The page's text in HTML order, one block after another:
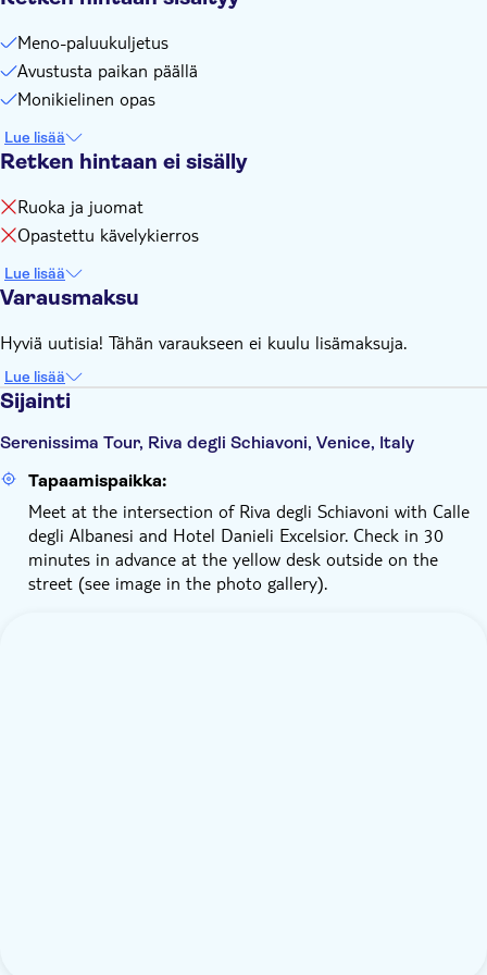
Meno-paluukuljetus
Avustusta paikan päällä
Monikielinen opas
Lue lisää
Retken hintaan ei sisälly
Ruoka ja juomat
Opastettu kävelykierros
Lue lisää
Varausmaksu
Hyviä uutisia! Tähän varaukseen ei kuulu lisämaksuja.
Lue lisää
Sijainti
Serenissima Tour, Riva degli Schiavoni, Venice, Italy
Tapaamispaikka:
Meet at the intersection of Riva degli Schiavoni with Calle
degli Albanesi and Hotel Danieli Excelsior. Check in 30
minutes in advance at the yellow desk outside on the
street (see image in the photo gallery).